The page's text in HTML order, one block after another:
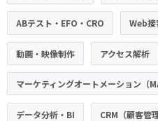
ABテスト・EFO・CRO Web接
動画・映像制作 アクセス解析
マーケティングオートメーション（
データ分析・BI CRM（顧客管理